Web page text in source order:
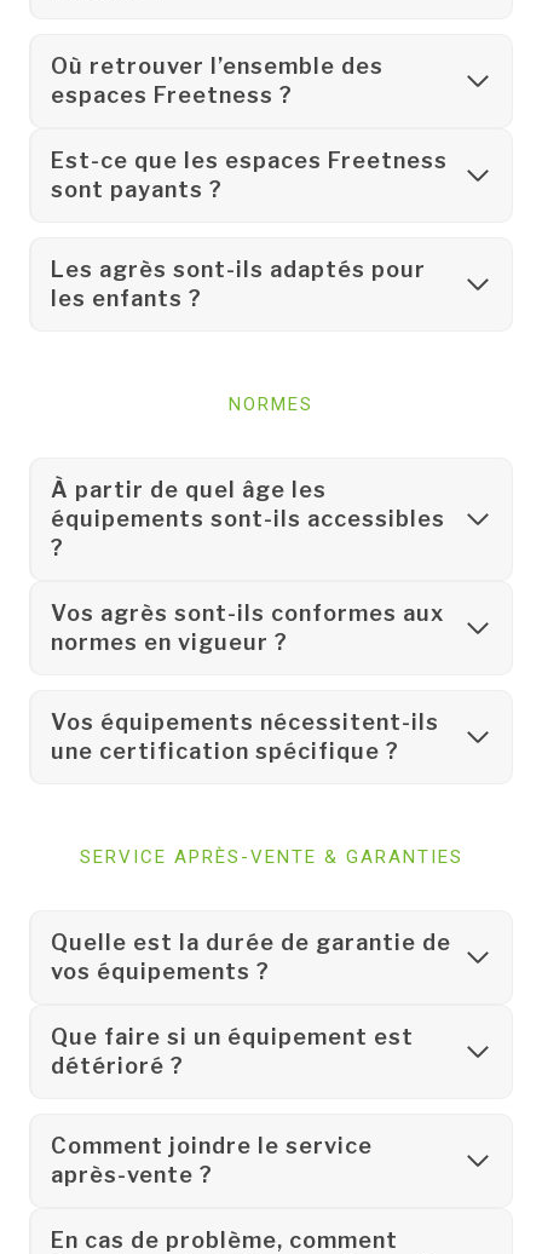
Où retrouver l’ensemble des
espaces Freetness ?
Est-ce que les espaces Freetness
sont payants ?
Les agrès sont-ils adaptés pour
les enfants ?
NORMES
À partir de quel âge les
équipements sont-ils accessibles
?
Vos agrès sont-ils conformes aux
normes en vigueur ?
Vos équipements nécessitent-ils
une certification spécifique ?
SERVICE APRÈS-VENTE & GARANTIES
Quelle est la durée de garantie de
vos équipements ?
Que faire si un équipement est
détérioré ?
Comment joindre le service
après-vente ?
En cas de problème, comment